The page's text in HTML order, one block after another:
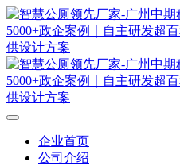
企业首页
公司介绍